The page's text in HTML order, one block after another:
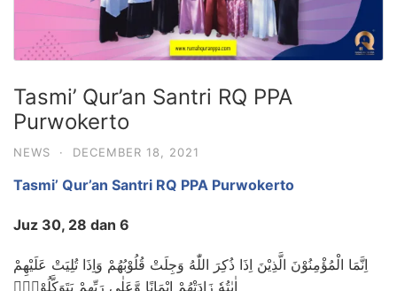
Tasmi’ Qur’an Santri RQ PPA
Purwokerto
NEWS · DECEMBER 18, 2021
Tasmi’ Qur’an Santri RQ PPA Purwokerto
Juz 30, 28 dan 6
اِنَّمَا الْمُؤْمِنُوْنَ الَّذِيْنَ اِذَا ذُكِرَ اللّٰهُ وَجِلَتْ قُلُوْبُهُمْ وَاِذَا تُلِيَتْ عَلَيْهِمْ
اٰيٰتُهٗ زَادَتْهُمْ اِيْمَانًا وَّعَلٰى رَبِّهِمْ يَتَوَكَّلُوْنَۙ